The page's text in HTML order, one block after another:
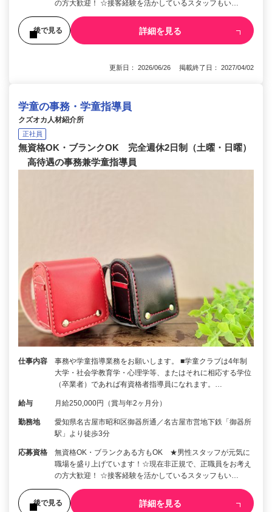
の方大歓迎！ ☆接客経験を活かしているスタッフもい…
後で見る 詳細を見る
更新日： 2026/06/26 掲載終了日： 2027/04/02
学童の事務・学童指導員
クズオカ人材紹介所
正社員
無資格OK・ブランクOK 完全週休2日制（土曜・日曜）
高待遇の事務兼学童指導員
仕事内容
事務や学童指導業務をお願いします。 ■学童クラブは4年制
大学・社会学教育学・心理学等、またはそれに相応する学位
（卒業者）であれば有資格者指導員になれます。…
給与 月給250,000円（賞与年2ヶ月分）
勤務地
愛知県名古屋市昭和区御器所通／名古屋市営地下鉄「御器所
駅」より徒歩3分
応募資格
無資格OK・ブランクある方もOK ★男性スタッフが元気に
職場を盛り上げています！☆現在非正規で、正職員をお考え
の方大歓迎！ ☆接客経験を活かしているスタッフもい…
後で見る 詳細を見る